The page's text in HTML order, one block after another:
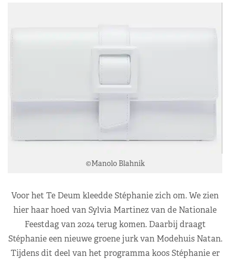
©Manolo Blahnik
Voor het Te Deum kleedde Stéphanie zich om. We zien
hier haar hoed van Sylvia Martinez van de Nationale
Feestdag van 2024 terug komen. Daarbij draagt
Stéphanie een nieuwe groene jurk van Modehuis Natan.
Tijdens dit deel van het programma koos Stéphanie er